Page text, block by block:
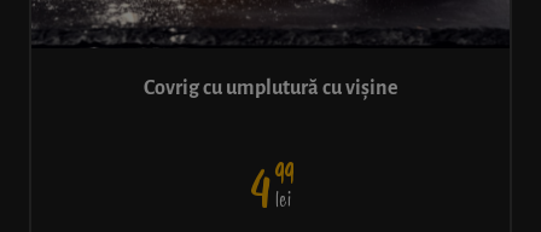
Covrig cu umplutură cu vișine
499
lei